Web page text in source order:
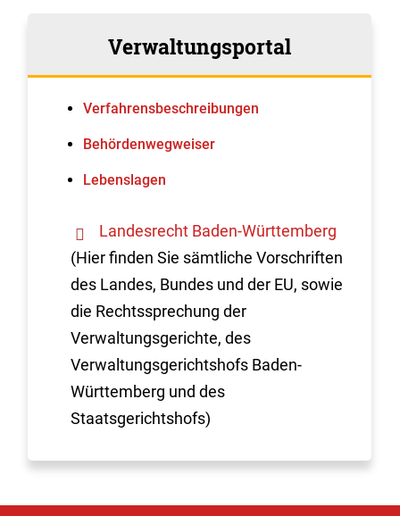
Verwaltungsportal
Verfahrens­beschreibungen
Behördenwegweiser
Lebenslagen
Landesrecht Baden-Württemberg
(Hier finden Sie sämtliche Vorschriften
des Landes, Bundes und der EU, sowie
die Rechtssprechung der
Verwaltungsgerichte, des
Verwaltungsgerichtshofs Baden-
Württemberg und des
Staatsgerichtshofs)